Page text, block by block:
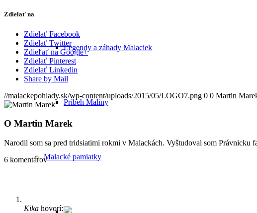
Legendy a záhady Malaciek
Príbeh Maliny
Malacké pamiatky
Zdielať na
Zdielať Facebook
Zdielať Twitter
Zdieľať na Google+
Zdielať Pinterest
Zdielať Linkedin
Share by Mail
//malackepohlady.sk/wp-content/uploads/2015/05/LOGO7.png 0 0 Martin
O Martin Marek
Narodil som sa pred tridsiatimi rokmi v Malackách. Vyštudoval som
6 komentárov
Kika hovorí: